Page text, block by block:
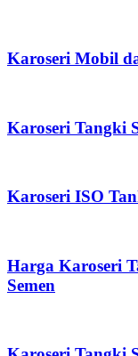
Karoseri Mobil
Karoseri Tangki
Karoseri ISO
Harga Karoseri
Semen